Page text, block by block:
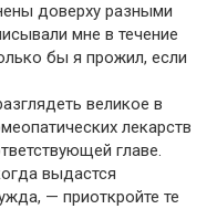
доверху разными
мне в течение
бы я прожил, если
великое в
лекарств
главе.
выдастся
— приоткройте те